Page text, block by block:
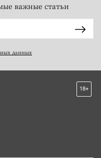
важные статьи
данных
18+